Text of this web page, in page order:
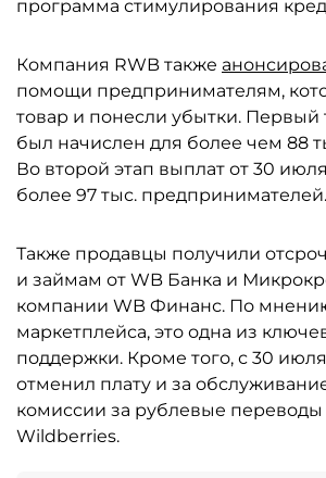
программа стимулирования
Компания RWB также
помощи предпринимателям,
товар и понесли убытки.
был начислен для более чем 88
Во второй этап выплат от 30
более 97 тыс. предпринимателей.
Также продавцы получили
и займам от WB Банка и
компании WB Финанс. По
маркетплейса, это одна из
поддержки. Кроме того, с 30
отменил плату и за
комиссии за рублевые
Wildberries.